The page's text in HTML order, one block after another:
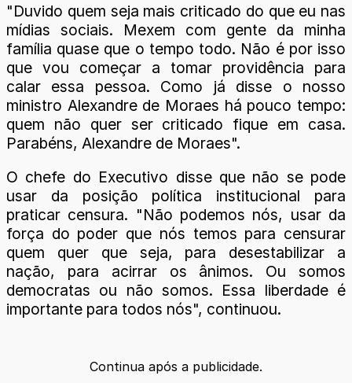
"Duvido quem seja mais criticado do que eu nas
mídias sociais. Mexem com gente da minha
família quase que o tempo todo. Não é por isso
que vou começar a tomar providência para
calar essa pessoa. Como já disse o nosso
ministro Alexandre de Moraes há pouco tempo:
quem não quer ser criticado fique em casa.
Parabéns, Alexandre de Moraes".
O chefe do Executivo disse que não se pode
usar da posição política institucional para
praticar censura. "Não podemos nós, usar da
força do poder que nós temos para censurar
quem quer que seja, para desestabilizar a
nação, para acirrar os ânimos. Ou somos
democratas ou não somos. Essa liberdade é
importante para todos nós", continuou.
Continua após a publicidade.